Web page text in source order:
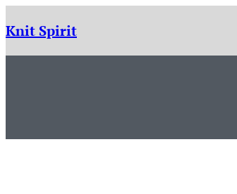
contenu
Knit Spirit